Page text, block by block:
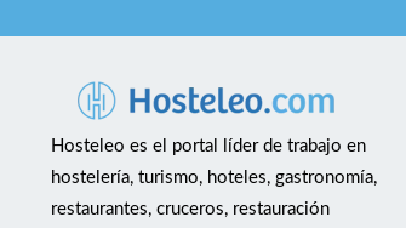
Hosteleo es el portal líder de trabajo en
hostelería, turismo, hoteles, gastronomía,
restaurantes, cruceros, restauración